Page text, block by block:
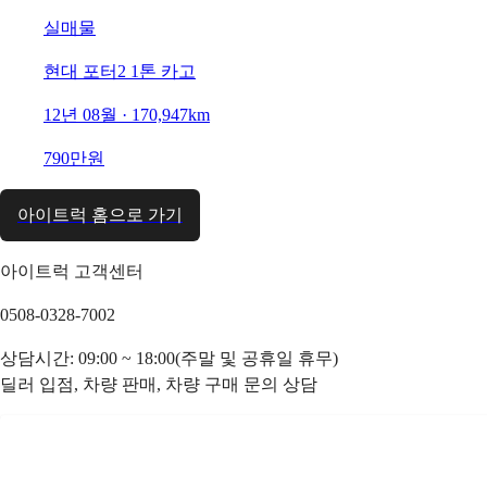
실매물
현대 포터2 1톤 카고
12년 08월 · 170,947km
790만원
아이트럭 홈으로 가기
아이트럭 고객센터
0508-0328-7002
상담시간: 09:00 ~ 18:00(주말 및 공휴일 휴무)
딜러 입점, 차량 판매, 차량 구매 문의 상담